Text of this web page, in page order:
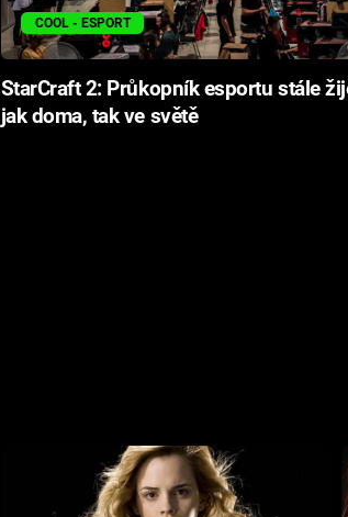
COOL - ESPORT
StarCraft 2: Průkopník esportu stále
jak doma, tak ve světě